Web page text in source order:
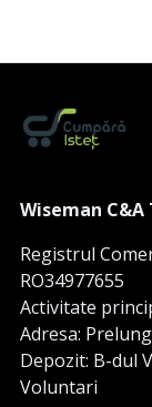
Wiseman C&A
Registrul
RO34977655
Activitate
Adresa:
Depozit: B-dul
Voluntari